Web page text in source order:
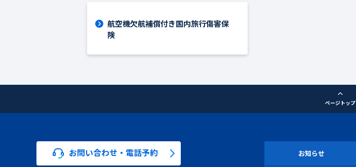
航空機欠航補償付き国内旅行傷害保
険
ページトップ
お問い合わせ・電話予約 お知らせ